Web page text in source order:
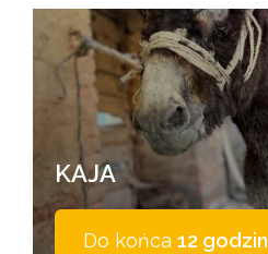
KAJA
Do końca 12 godzin